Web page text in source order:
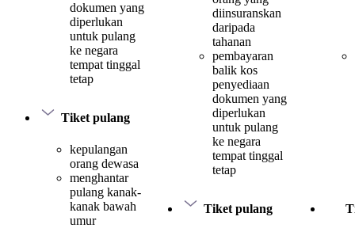
dokumen yang
diperlukan
untuk pulang
ke negara
tempat tinggal
tetap
Tiket pulang
kepulangan
orang dewasa
menghantar
pulang kanak-
kanak bawah
umur
diinsuranskan
daripada
tahanan
pembayaran
balik kos
penyediaan
dokumen yang
diperlukan
untuk pulang
ke negara
tempat tinggal
tetap
Tiket pulang